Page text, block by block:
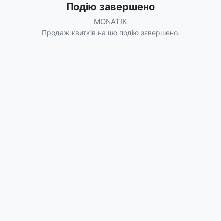
Подію завершено
MONATIK
Продаж квитків на цю подію завершено.